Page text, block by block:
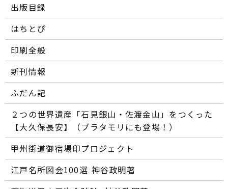
出版目録
はちとぴ
印刷全般
新刊情報
ふだん記
２つの世界遺産「石見銀山・佐渡金山」をつくった
【大久保長安】（ブラタモリにも登場！）
甲州街道御宿場印プロジェクト
江戸名所図会100選―― 神谷政明著